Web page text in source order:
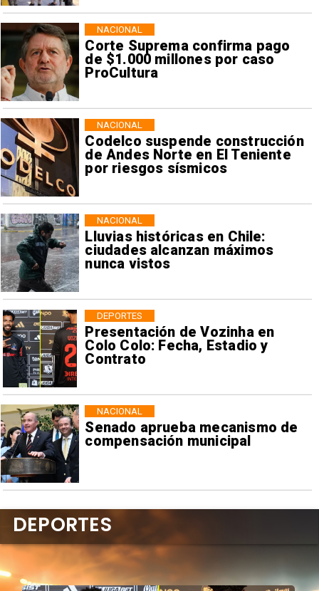
Corte Suprema confirma pago
de $1.000 millones por caso
ProCultura
NACIONAL
Codelco suspende construcción
de Andes Norte en El Teniente
por riesgos sísmicos
NACIONAL
Lluvias históricas en Chile:
ciudades alcanzan máximos
nunca vistos
NACIONAL
Presentación de Vozinha en
Colo Colo: Fecha, Estadio y
Contrato
DEPORTES
Senado aprueba mecanismo de
compensación municipal
NACIONAL
DEPORTES